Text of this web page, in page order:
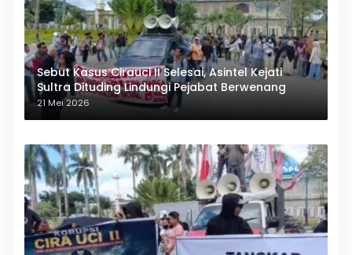
Sebut Kasus Cirauci II Selesai, Asintel Kejati
Sultra Dituding Lindungi Pejabat Berwenang
21 Mei 2026